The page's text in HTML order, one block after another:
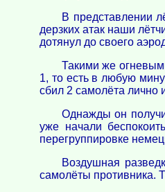
В представлении
дерзких атак наши
дотянул до своего
Такими же
1, то есть в любую
сбил 2 самолёта лично
Однажды он
уже начали
перегруппировке
Воздушная
самолёты противника.